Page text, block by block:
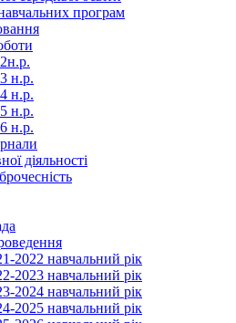
програм
н.р.
н.р.
н.р.
н.р.
діяльності
2022 навчальний рік
2023 навчальний рік
2024 навчальний рік
2025 навчальний рік